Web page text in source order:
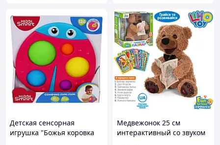
Детская сенсорная
игрушка "Божья коровка
Медвежонок 25 см
интерактивный со звуком